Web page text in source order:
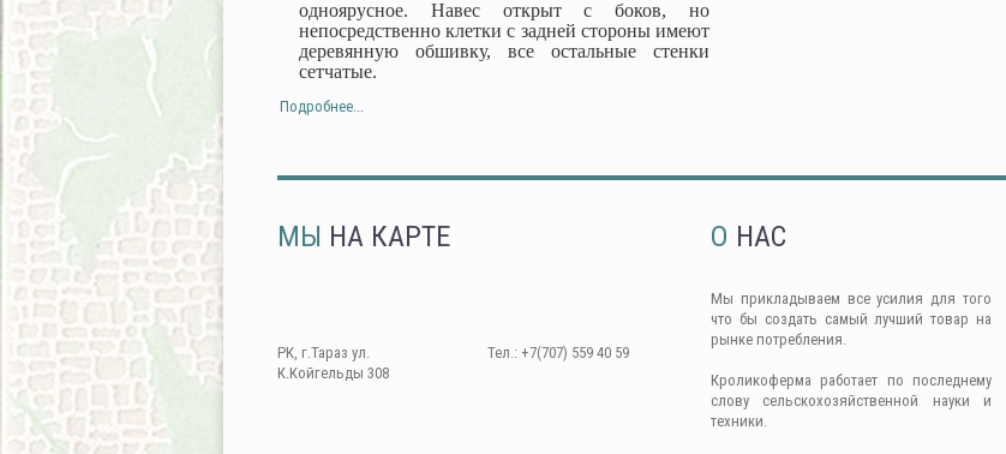
одноярусное. Навес открыт с боков, но
непосредственно клетки с задней стороны имеют
деревянную обшивку, все остальные стенки
сетчатые.
Подробнее...
МЫ НА КАРТЕ
РК, г.Тараз ул.
К.Койгельды 308
Тел.: +7(707) 559 40 59
О НАС
Мы прикладываем все усилия для того
что бы создать самый лучший товар на
рынке потребления.
Кроликоферма работает по последнему
слову сельскохозяйственной науки и
техники.